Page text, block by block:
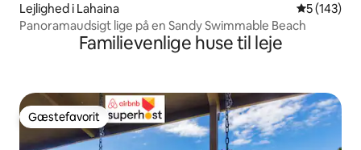
Lejlighed i Lahaina 5 ud af 5 i
5 (143)
Panoramaudsigt lige på en Sandy Swimmable Beach
Familievenlige huse til leje
Gæstefavorit
Gæstefavorit